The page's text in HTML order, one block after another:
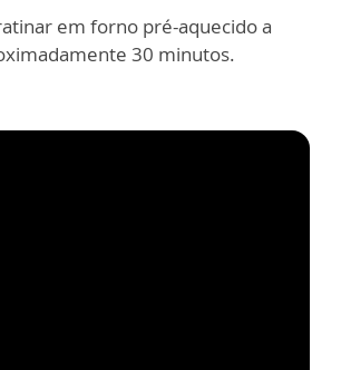
em forno pré-aquecido a
30 minutos.